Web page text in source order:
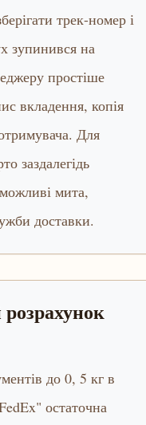
трек-номер і
зупинився на
простіше
вкладення, копія
Для
заздалегідь
мита,
доставки.
до 0, 5 кг в
остаточна